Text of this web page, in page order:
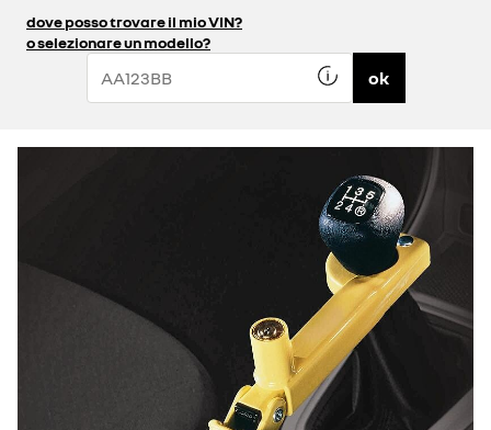
dove posso trovare il mio VIN?
o selezionare un modello?
ok